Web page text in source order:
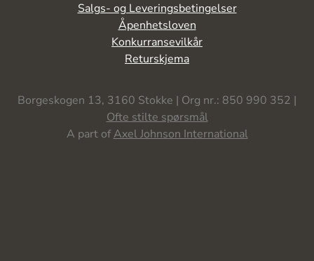
Salgs- og Leveringsbetingelser
Åpenhetsloven
Konkurransevilkår
Returskjema
Borgeskogen 13, 3160 Stokke | Org nr.: 850 990 352 |
Ofte stilte spørsmål
A part ofAxel Johnson International